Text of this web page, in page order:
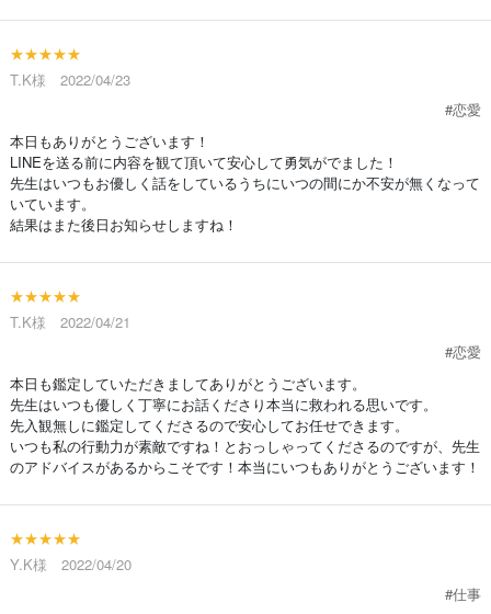
★★★★★
T.K様 2022/04/23
#恋愛
本日もありがとうございます！
LINEを送る前に内容を観て頂いて安心して勇気がでました！
先生はいつもお優しく話をしているうちにいつの間にか不安が無くなって
いています。
結果はまた後日お知らせしますね！
★★★★★
T.K様 2022/04/21
#恋愛
本日も鑑定していただきましてありがとうございます。
先生はいつも優しく丁寧にお話くださり本当に救われる思いです。
先入観無しに鑑定してくださるので安心してお任せできます。
いつも私の行動力が素敵ですね！とおっしゃってくださるのですが、先生
のアドバイスがあるからこそです！本当にいつもありがとうございます！
★★★★★
Y.K様 2022/04/20
#仕事